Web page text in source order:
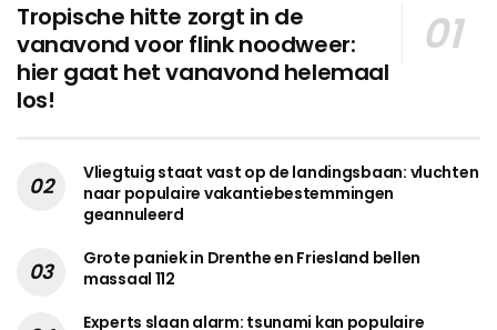
Tropische hitte zorgt in de
vanavond voor flink noodweer:
hier gaat het vanavond helemaal
los!
Vliegtuig staat vast op de landingsbaan: vluchten
naar populaire vakantiebestemmingen
geannuleerd
Grote paniek in Drenthe en Friesland bellen
massaal 112
Experts slaan alarm: tsunami kan populaire